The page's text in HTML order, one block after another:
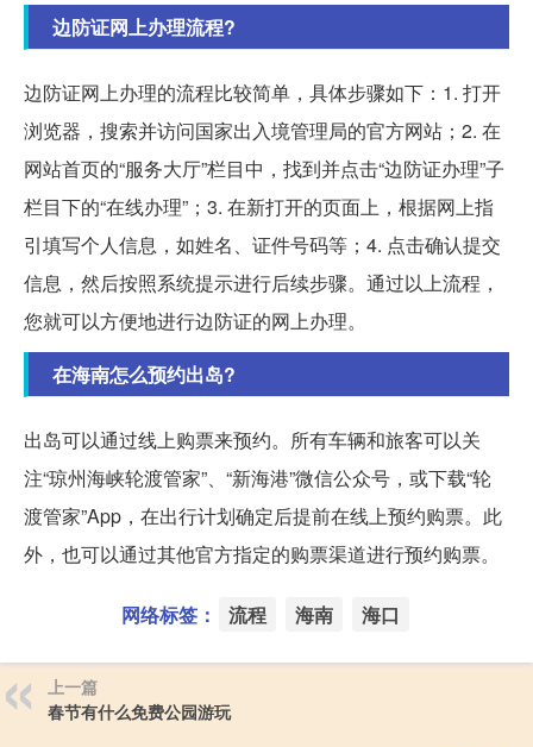
边防证网上办理流程?
边防证网上办理的流程比较简单，具体步骤如下：1. 打开
浏览器，搜索并访问国家出入境管理局的官方网站；2. 在
网站首页的“服务大厅”栏目中，找到并点击“边防证办理”子
栏目下的“在线办理”；3. 在新打开的页面上，根据网上指
引填写个人信息，如姓名、证件号码等；4. 点击确认提交
信息，然后按照系统提示进行后续步骤。通过以上流程，
您就可以方便地进行边防证的网上办理。
在海南怎么预约出岛?
出岛可以通过线上购票来预约。所有车辆和旅客可以关
注“琼州海峡轮渡管家”、“新海港”微信公众号，或下载“轮
渡管家”App，在出行计划确定后提前在线上预约购票。此
外，也可以通过其他官方指定的购票渠道进行预约购票。
网络标签： 流程 海南 海口
上一篇
春节有什么免费公园游玩